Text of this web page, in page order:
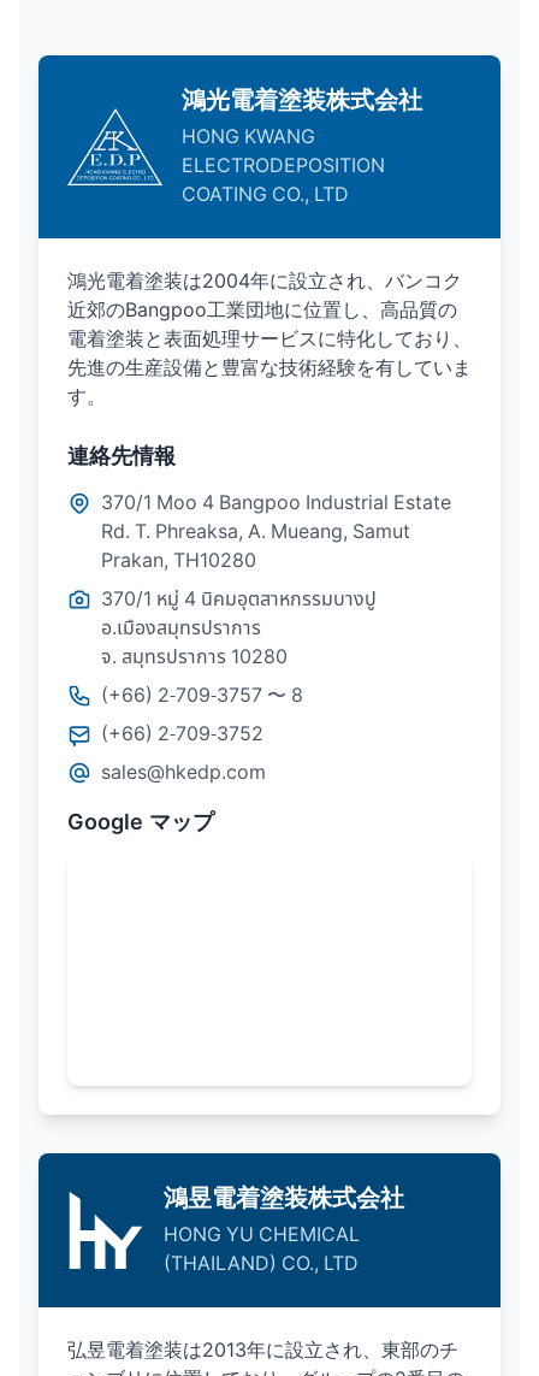
鴻光電着塗装株式会社
HONG KWANG
ELECTRODEPOSITION
COATING CO., LTD
鴻光電着塗装は2004年に設立され、バンコク
近郊のBangpoo工業団地に位置し、高品質の
電着塗装と表面処理サービスに特化しており、
先進の生産設備と豊富な技術経験を有していま
す。
連絡先情報
370/1 Moo 4 Bangpoo Industrial Estate
Rd. T. Phreaksa, A. Mueang, Samut
Prakan, TH10280
370/1 หมู่ 4 นิคมอุตสาหกรรมบางปู
อ.เมืองสมุทรปราการ
จ. สมุทรปราการ 10280
(+66) 2-709-3757 〜 8
(+66) 2-709-3752
sales@hkedp.com
Google マップ
鴻昱電着塗装株式会社
HONG YU CHEMICAL
(THAILAND) CO., LTD
弘昱電着塗装は2013年に設立され、東部のチ